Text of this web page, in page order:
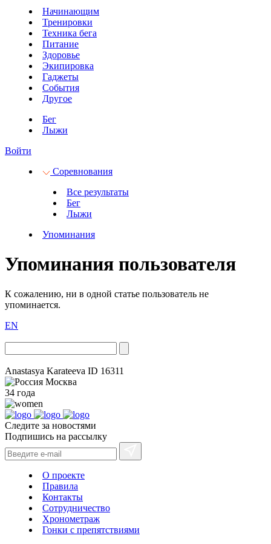
Начинающим
Тренировки
Техника бега
Питание
Здоровье
Экипировка
Гаджеты
События
Другое
Бег
Лыжи
Войти
Соревнования
Все результаты
Бег
Лыжи
Упоминания
Упоминания пользователя
К сожалению, ни в одной статье пользователь не
упоминается.
EN
Anastasya Karateeva ID 16311
Москва
34 года
Следите за новостями
Подпишись на рассылку
О проекте
Правила
Контакты
Сотрудничество
Хронометраж
Гонки с препятствиями